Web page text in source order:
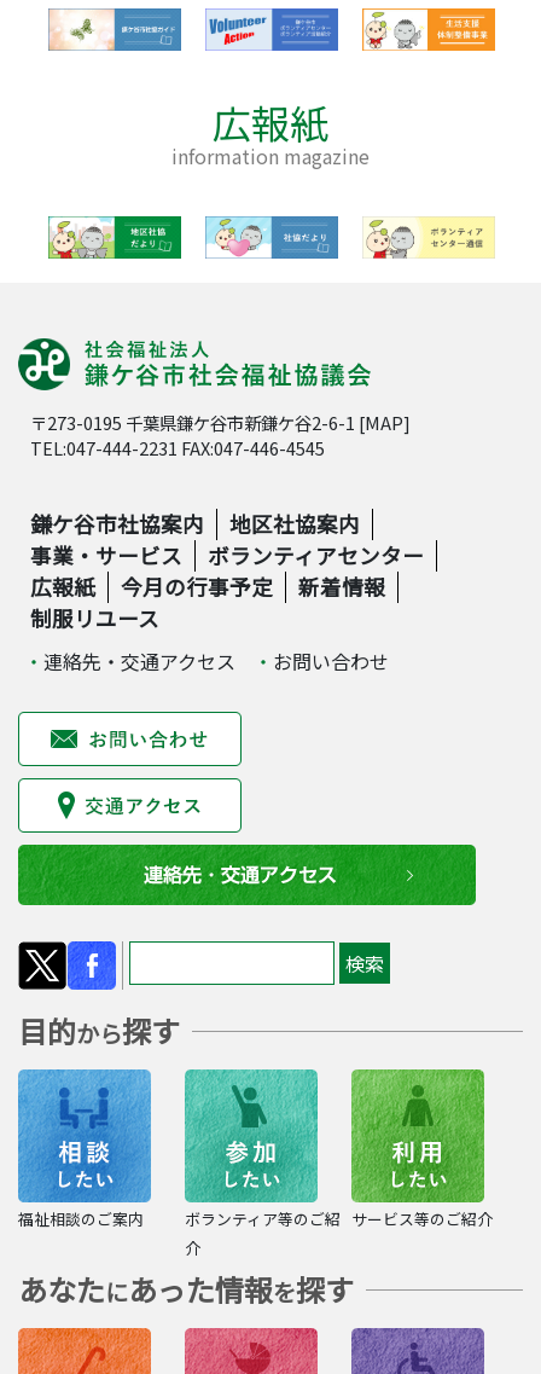
広報紙
information magazine
〒273-0195 千葉県鎌ケ谷市新鎌ケ谷2-6-1 [MAP]
TEL:047-444-2231 FAX:047-446-4545
鎌ケ谷市社協案内
地区社協案内
事業・サービス
ボランティアセンター
広報紙
今月の行事予定
新着情報
制服リユース
連絡先・交通アクセス お問い合わせ
目的から探す
福祉相談のご案内
ボランティア等のご紹
介
サービス等のご紹介
あなたにあった情報を探す